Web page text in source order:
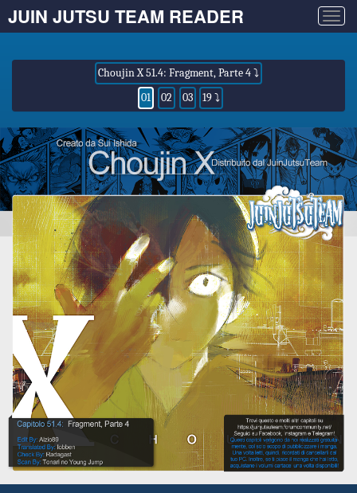
JUIN JUTSU TEAM READER
Choujin X 51.4: Fragment, Parte 4 ⤵
01
02 03 19 ⤵